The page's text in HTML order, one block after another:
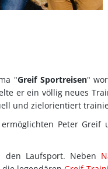
"Greif Sportreisen"
er ein völlig neues
und zielorientiert
Peter Greif
Laufsport. Neben